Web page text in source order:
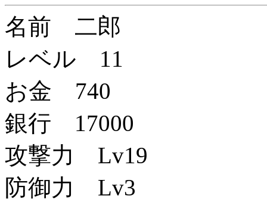
名前 二郎
レベル 11
お金 740
銀行 17000
攻撃力 Lv19
防御力 Lv3